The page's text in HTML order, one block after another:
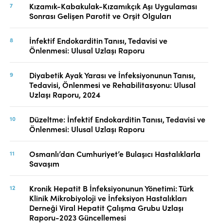
Kızamık-Kabakulak-Kızamıkçık Aşı Uygulaması
Sonrası Gelişen Parotit ve Orşit Olguları
İnfektif Endokarditin Tanısı, Tedavisi ve
Önlenmesi: Ulusal Uzlaşı Raporu
Diyabetik Ayak Yarası ve İnfeksiyonunun Tanısı,
Tedavisi, Önlenmesi ve Rehabilitasyonu: Ulusal
Uzlaşı Raporu, 2024
Düzeltme: İnfektif Endokarditin Tanısı, Tedavisi ve
Önlenmesi: Ulusal Uzlaşı Raporu
Osmanlı’dan Cumhuriyet’e Bulaşıcı Hastalıklarla
Savaşım
Kronik Hepatit B İnfeksiyonunun Yönetimi: Türk
Klinik Mikrobiyoloji ve İnfeksiyon Hastalıkları
Derneği Viral Hepatit Çalışma Grubu Uzlaşı
Raporu-2023 Güncellemesi